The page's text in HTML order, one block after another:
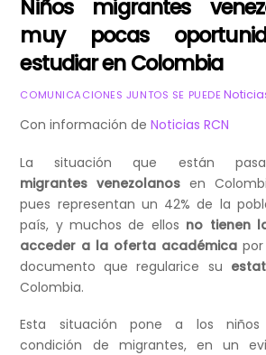
Niños migrantes
muy pocas
estudiar en Colombia
COMUNICACIONES JUNTOS SE PUEDE
Con información deNoticias RCN
La situación que están
migrantes venezolanos en
pues representan un 42% de la
país, y muchos de ellos no tienen
acceder a la oferta académica
documento que regularice su
Colombia.
Esta situación pone a los niños
condición de migrantes, en un